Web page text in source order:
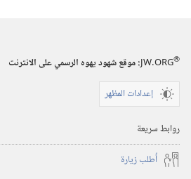
JW.ORG®
:‏ موقع شهود يهوه الرسمي على الانترنت
إعدادات المظهر
روابط سريعة
أُطلب زيارة